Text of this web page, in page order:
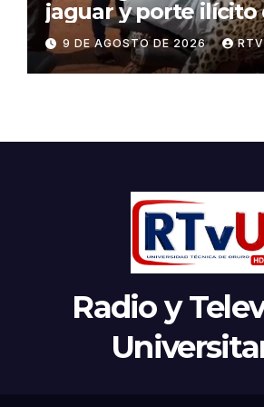
jaguar y porte ilícito
en Beni
9 DE AGOSTO DE 2026
Radio y